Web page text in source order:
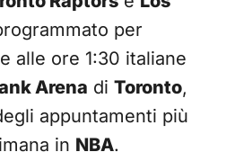
per
alle ore 1:30 italiane
Arena di Toronto,
appuntamenti più
in NBA.